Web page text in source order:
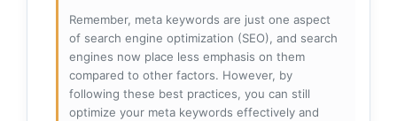
Remember, meta keywords are just one aspect
of search engine optimization (SEO), and search
engines now place less emphasis on them
compared to other factors. However, by
following these best practices, you can still
optimize your meta keywords effectively and